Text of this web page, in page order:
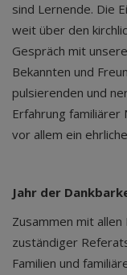
sind Lernende. Die
weit über den
Gespräch mit
Bekannten und
pulsierenden und
Erfahrung familiärer
vor allem ein
Jahr der
Zusammen mit
zuständiger
Familien und